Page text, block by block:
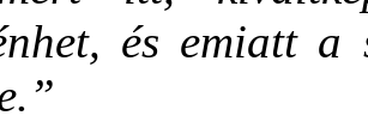
és emiatt